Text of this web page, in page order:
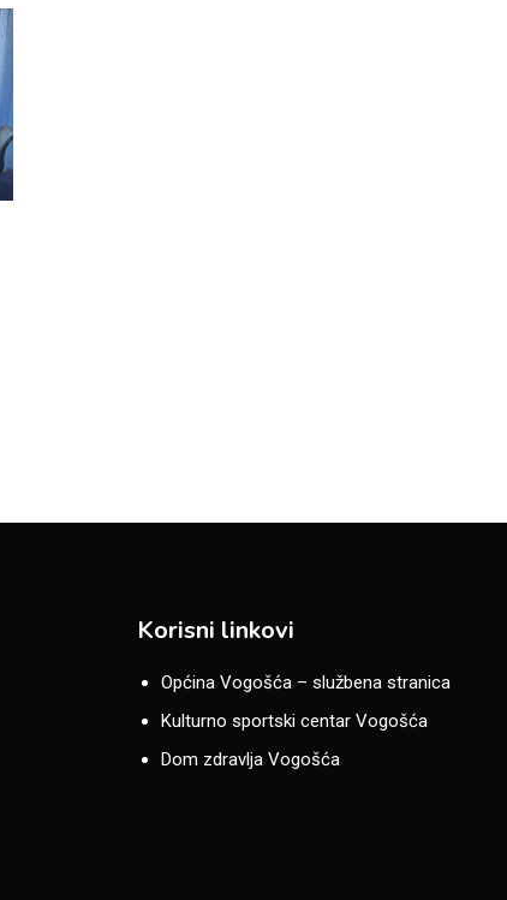
Korisni linkovi
Općina Vogošća – službena stranica
Kulturno sportski centar Vogošća
Dom zdravlja Vogošća